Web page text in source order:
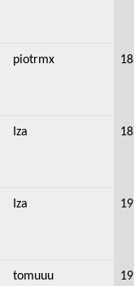
piotrmx 18
Iza 18
Iza 19
tomuuu 19